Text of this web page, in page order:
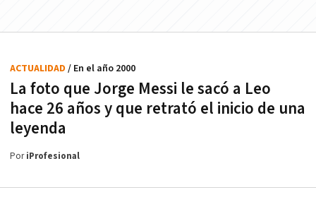
La foto que Jorge Messi le sacó a Leo
hace 26 años y que retrató el inicio de una
leyenda
ACTUALIDAD / En el año 2000
PoriProfesional